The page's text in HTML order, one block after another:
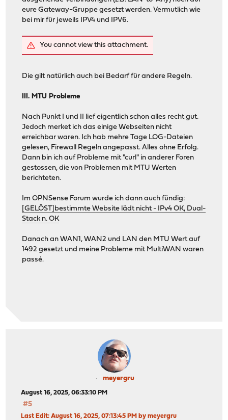
eure Gateway-Gruppe gesetzt werden. Vermutlich wie
bei mir für jeweils IPV4 und IPV6.
You cannot view this attachment.
Die gilt natürlich auch bei Bedarf für andere Regeln.
III. MTU Probleme
Nach Punkt I und II lief eigentlich schon alles recht gut.
Jedoch merket ich das einige Webseiten nicht
erreichbar waren. Ich hab mehre Tage LOG-Dateien
gelesen, Firewall Regeln angepasst. Alles ohne Erfolg.
Dann bin ich auf Probleme mit "curl" in anderer Foren
gestossen, die von Problemen mit MTU Werten
berichteten.
Im OPNSense Forum wurde ich dann auch fündig:
[GELÖST]bestimmte Website lädt nicht - IPv4 OK, Dual-
Stack n. OK
Danach an WAN1, WAN2 und LAN den MTU Wert auf
1492 gesetzt und meine Probleme mit MultiWAN waren
passé.
meyergru
August 16, 2025, 06:33:10 PM
#5
Last Edit: August 16, 2025, 07:13:45 PM by meyergru